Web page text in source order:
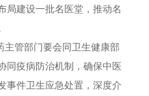
局建设一批名医堂，推动名
主管部门要会同卫生健康部
同疫病防治机制，确保中医
事件卫生应急处置，深度介